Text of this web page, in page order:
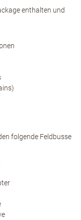
enthalten und
folgende Feldbusse